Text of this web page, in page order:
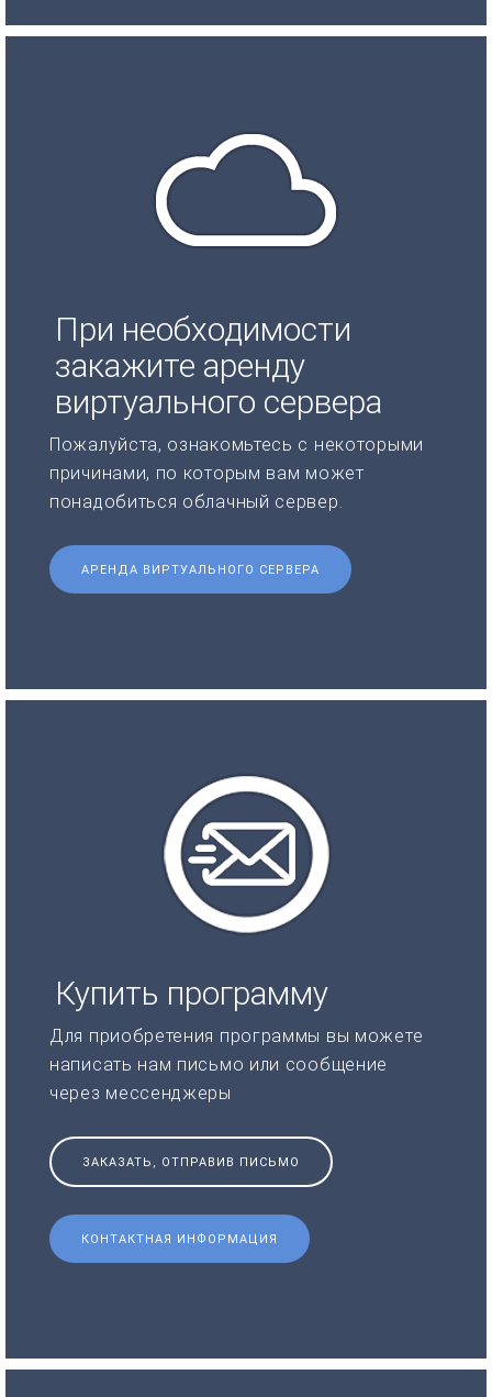
При необходимости
закажите аренду
виртуального сервера
Пожалуйста, ознакомьтесь с некоторыми
причинами, по которым вам может
понадобиться облачный сервер.
АРЕНДА ВИРТУАЛЬНОГО СЕРВЕРА
Купить программу
Для приобретения программы вы можете
написать нам письмо или сообщение
через мессенджеры
ЗАКАЗАТЬ, ОТПРАВИВ ПИСЬМО
КОНТАКТНАЯ ИНФОРМАЦИЯ